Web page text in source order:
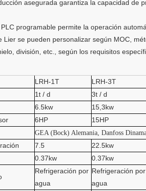
asegurada garantiza la capacidad de
programable permite la operación
Lier se pueden personalizar según MOC,
división, etc., según los requisitos
LRH-1T LRH-3T
1t / d 3t / d
6.5kw 15,3kw
6HP 15HP
GEA (Bock) Alemania, Danfoss
7.5 22.5kw
0.37kw 0.37kw
Refrigeración por
agua
Refrigeración por
agua